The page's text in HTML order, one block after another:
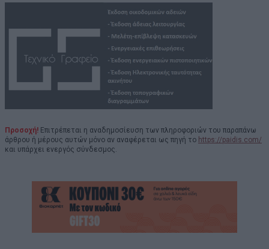
Προσοχή! Επιτρέπεται η αναδημοσίευση των πληροφοριών του παραπάνω
άρθρου ή μέρους αυτών μόνο αν αναφέρεται ως πηγή το https://paidis.com/
και υπάρχει ενεργός σύνδεσμος.